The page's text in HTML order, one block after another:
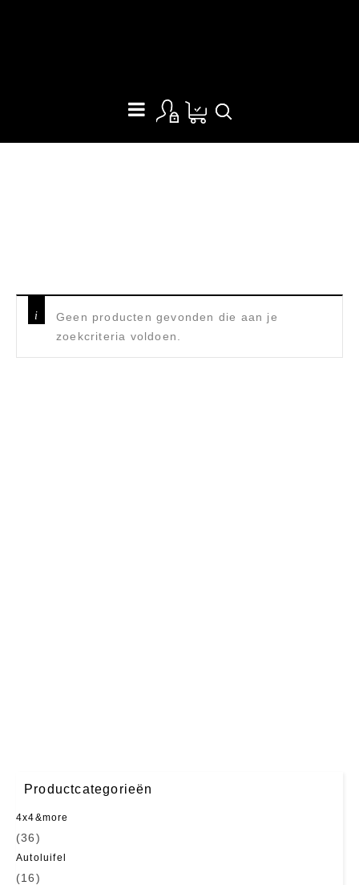
Geen producten gevonden die aan je
zoekcriteria voldoen.
Productcategorieën
4x4&more
(36)
Autoluifel
(16)